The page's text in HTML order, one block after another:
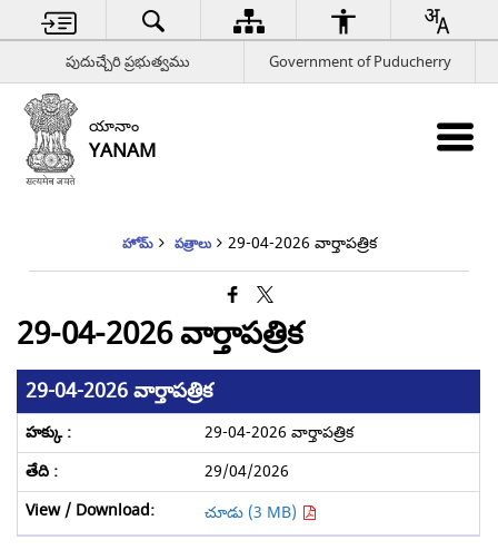
పుదుచ్చేరి ప్రభుత్వము Government of Puducherry
యానాం
YANAM
హోమ్ పత్రాలు 29-04-2026 వార్తాపత్రిక
29-04-2026 వార్తాపత్రిక
29-04-2026 వార్తాపత్రిక
29-04-2026 వార్తాపత్రిక
29/04/2026
చూడు (3 MB)